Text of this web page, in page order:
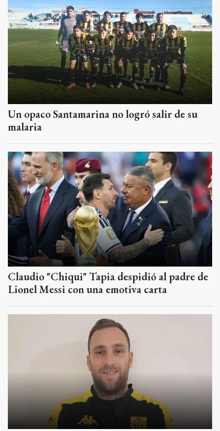
Un opaco Santamarina no logró salir de su
malaria
Claudio "Chiqui" Tapia despidió al padre de
Lionel Messi con una emotiva carta